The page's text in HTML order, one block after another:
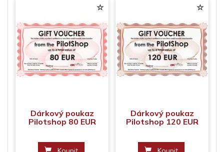
Dárkový poukaz
Pilotshop 80 EUR
Dárkový poukaz
Pilotshop 120 EUR